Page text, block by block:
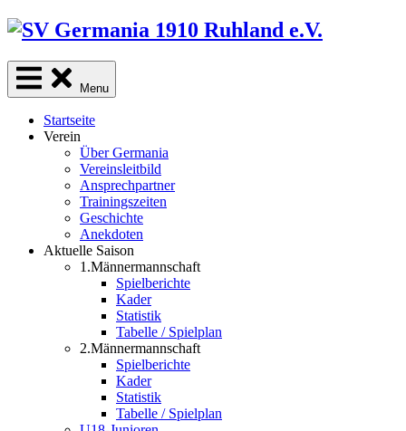
Skip
content
Menu
Startseite
Verein
Über Germania
Vereinsleitbild
Ansprechpartner
Trainingszeiten
Geschichte
Anekdoten
Aktuelle Saison
1.Männermannschaft
Spielberichte
Kader
Statistik
Tabelle / Spielplan
2.Männermannschaft
Spielberichte
Kader
Statistik
Tabelle / Spielplan